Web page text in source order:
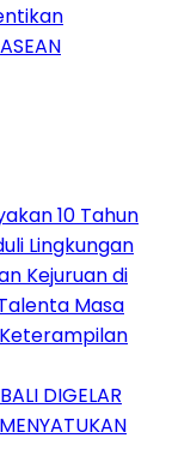
10 Tahun
Lingkungan
Kejuruan di
Masa
DIGELAR